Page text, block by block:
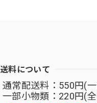
送料について
通常配送料：550円(
一部小物類：220円(